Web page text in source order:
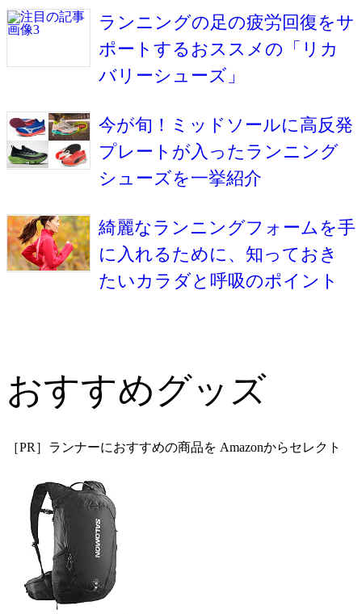
ランニングの足の疲労回復をサ
ポートするおススメの「リカ
バリーシューズ」
今が旬！ミッドソールに高反発
プレートが入ったランニング
シューズを一挙紹介
綺麗なランニングフォームを手
に入れるために、知っておき
たいカラダと呼吸のポイント
おすすめグッズ
［PR］ランナーにおすすめの商品を Amazonからセレクト